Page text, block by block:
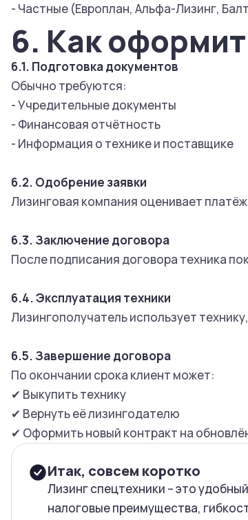
- Частные (Европлан, Альфа-Лизинг,
6. Как
6.1. Подготовка документов
Обычно требуются:
- Учредительные документы
- Финансовая отчётность
- Информация о технике и поставщике
6.2. Одобрение заявки
Лизинговая компания оценивает
6.3. Заключение договора
После подписания договора техника
6.4. Эксплуатация техники
Лизингополучатель использует
6.5. Завершение договора
По окончании срока клиент может:
✔ Выкупить технику
✔ Вернуть её лизингодателю
✔ Оформить новый контракт на
Итак, совсем коротко
Лизинг спецтехники – это
налоговые преимущества,